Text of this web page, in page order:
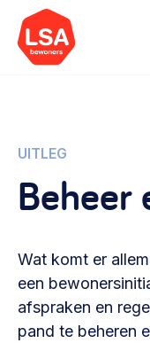
Onderwerpen
Starten van een
Financiën
Wat we doen
Onze leden
Contact
UITLEG
Beheer
Wat komt er
een
afspraken en
pand te beheren